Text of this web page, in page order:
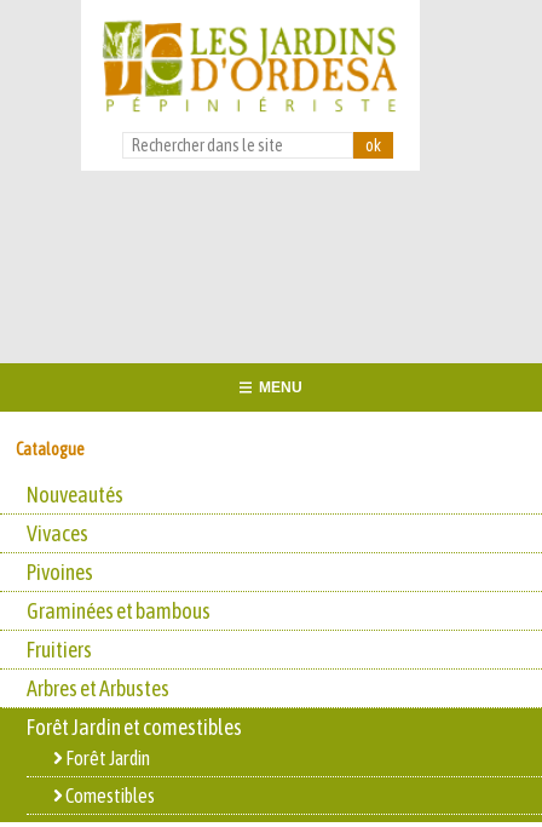
MENU
Catalogue
Nouveautés
Vivaces
Pivoines
Graminées et bambous
Fruitiers
Arbres et Arbustes
Forêt Jardin et comestibles
Forêt Jardin
Comestibles